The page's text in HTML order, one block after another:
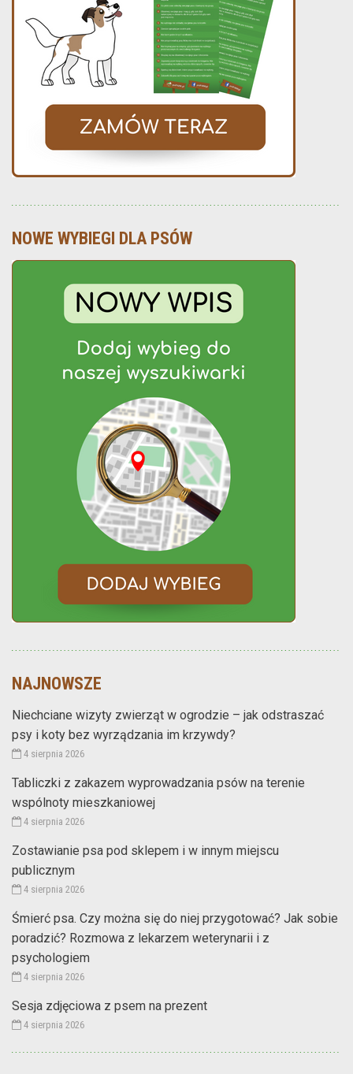
NOWE WYBIEGI DLA PSÓW
NAJNOWSZE
Niechciane wizyty zwierząt w ogrodzie – jak odstraszać
psy i koty bez wyrządzania im krzywdy?
4 sierpnia 2026
Tabliczki z zakazem wyprowadzania psów na terenie
wspólnoty mieszkaniowej
4 sierpnia 2026
Zostawianie psa pod sklepem i w innym miejscu
publicznym
4 sierpnia 2026
Śmierć psa. Czy można się do niej przygotować? Jak sobie
poradzić? Rozmowa z lekarzem weterynarii i z
psychologiem
4 sierpnia 2026
Sesja zdjęciowa z psem na prezent
4 sierpnia 2026